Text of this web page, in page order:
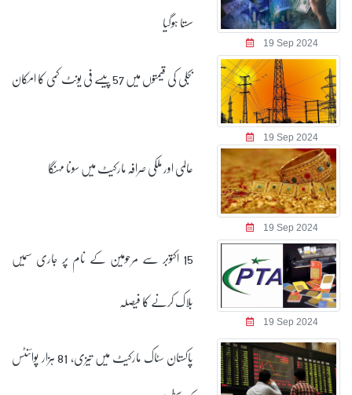
19 Sep 2024
سستا ہوگیا
19 Sep 2024
بجلی کی قیمتوں میں 57 پیسے فی یونٹ کمی کا امکان
19 Sep 2024
عالمی اور ملکی صرافہ مارکیٹ میں سونا مہنگا
19 Sep 2024
15 اکتوبر سے مرحومین کے نام پر جاری سمیں
بلاک کرنے کا فیصلہ
پاکستان سٹاک مارکیٹ میں تیزی، 81 ہزار پوائنٹس